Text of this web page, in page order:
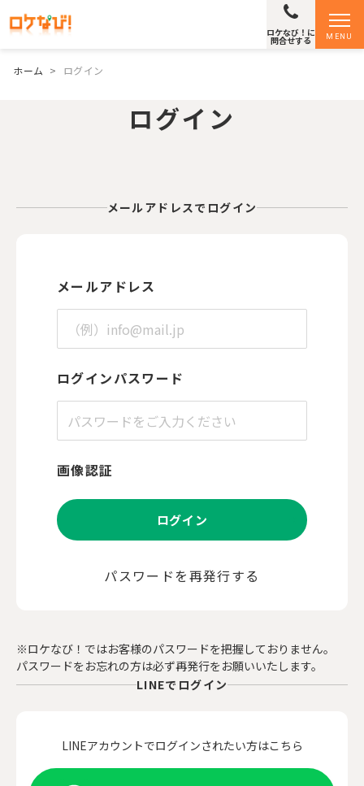
MENU
ロケなび！に
問合せする
ホーム > ログイン
ログイン
メールアドレスでログイン
メールアドレス
ログインパスワード
画像認証
ログイン
パスワードを再発行する
※ロケなび！ではお客様のパスワードを把握しておりません。
パスワードをお忘れの方は必ず再発行をお願いいたします。
LINEでログイン
LINEアカウントでログインされたい方はこちら